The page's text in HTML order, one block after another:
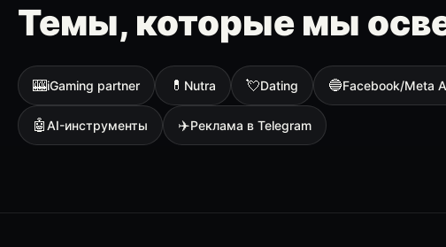
Темы, которые мы
🎰iGaming partner 💊 Nutra 💘Dating 🔵Facebook/Meta
🤖AI-инструменты ✈️Реклама в Telegram